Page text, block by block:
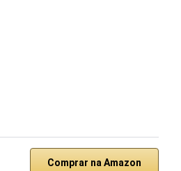
Comprar na Amazon